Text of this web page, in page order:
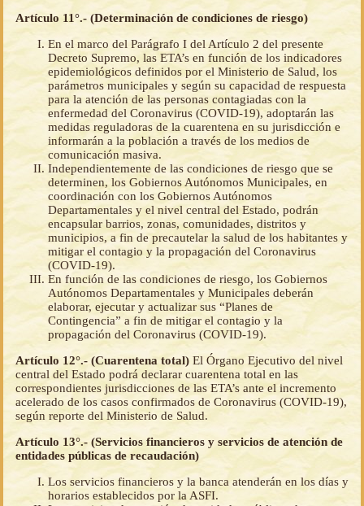
Artículo 11°.- (Determinación de condiciones de riesgo)
En el marco del Parágrafo I del Artículo 2 del presente
Decreto Supremo, las ETA’s en función de los indicadores
epidemiológicos definidos por el Ministerio de Salud, los
parámetros municipales y según su capacidad de respuesta
para la atención de las personas contagiadas con la
enfermedad del Coronavirus (COVID-19), adoptarán las
medidas reguladoras de la cuarentena en su jurisdicción e
informarán a la población a través de los medios de
comunicación masiva.
Independientemente de las condiciones de riesgo que se
determinen, los Gobiernos Autónomos Municipales, en
coordinación con los Gobiernos Autónomos
Departamentales y el nivel central del Estado, podrán
encapsular barrios, zonas, comunidades, distritos y
municipios, a fin de precautelar la salud de los habitantes y
mitigar el contagio y la propagación del Coronavirus
(COVID-19).
En función de las condiciones de riesgo, los Gobiernos
Autónomos Departamentales y Municipales deberán
elaborar, ejecutar y actualizar sus “Planes de
Contingencia” a fin de mitigar el contagio y la
propagación del Coronavirus (COVID-19).
Artículo 12°.- (Cuarentena total) El Órgano Ejecutivo del nivel
central del Estado podrá declarar cuarentena total en las
correspondientes jurisdicciones de las ETA’s ante el incremento
acelerado de los casos confirmados de Coronavirus (COVID-19),
según reporte del Ministerio de Salud.
Artículo 13°.- (Servicios financieros y servicios de atención de
entidades públicas de recaudación)
Los servicios financieros y la banca atenderán en los días y
horarios establecidos por la ASFI.